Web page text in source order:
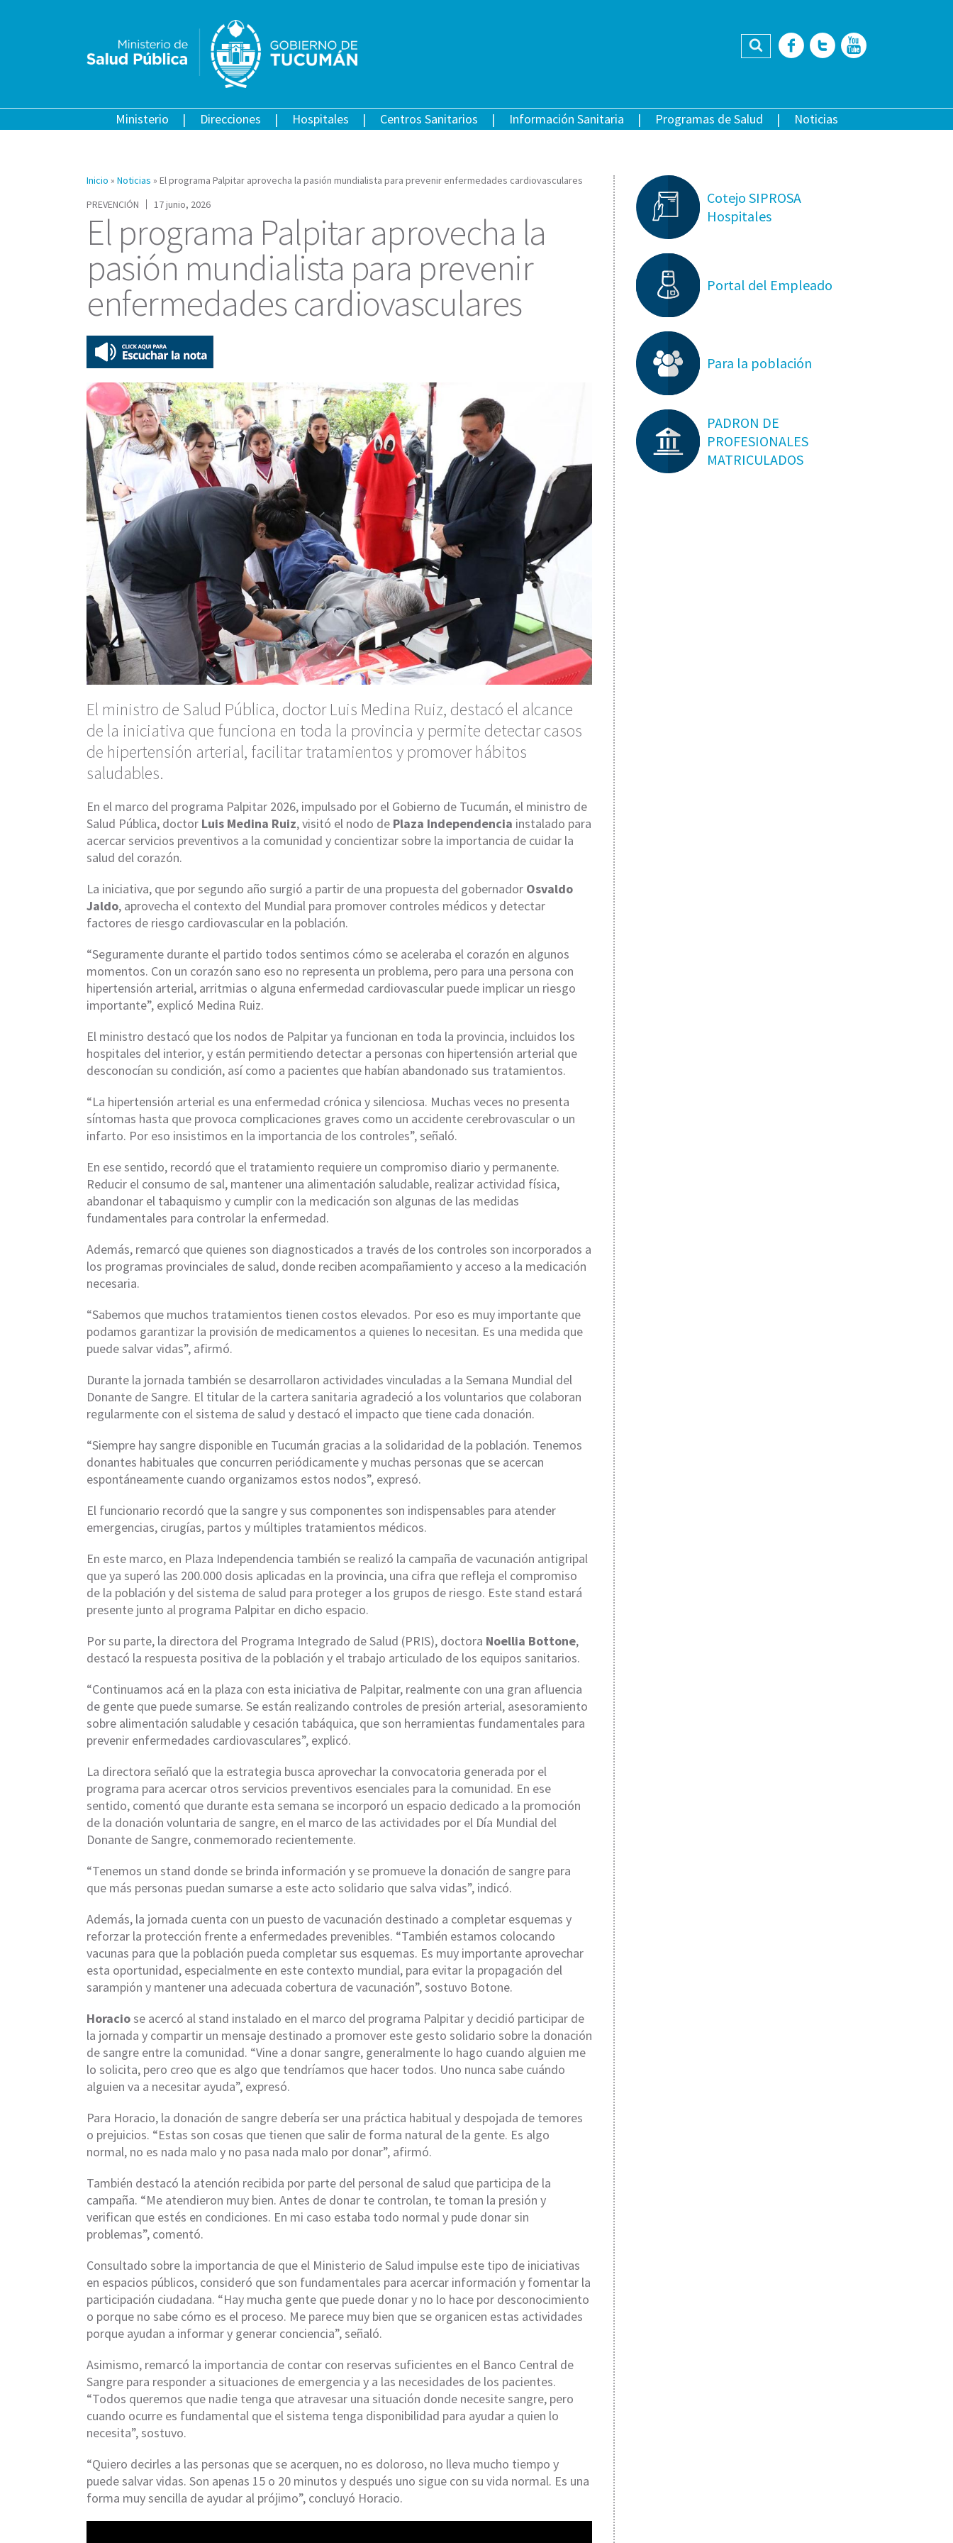
Buscar Facebook
Twitter
Ministerio Direcciones Hospitales Centros Sanitarios Información Sanitaria Programas de Salud Noticias
Inicio » Noticias » El programa Palpitar aprovecha la pasión mundialista para prevenir enfermedades cardiovasculares
PREVENCIÓN
17 junio, 2026
El programa Palpitar aprovecha la
pasión mundialista para prevenir
enfermedades cardiovasculares
El ministro de Salud Pública, doctor Luis Medina Ruiz, destacó el alcance
de la iniciativa que funciona en toda la provincia y permite detectar casos
de hipertensión arterial, facilitar tratamientos y promover hábitos
saludables.
En el marco del programa Palpitar 2026, impulsado por el Gobierno de Tucumán, el ministro de
Salud Pública, doctor Luis Medina Ruiz, visitó el nodo de Plaza Independencia instalado para
acercar servicios preventivos a la comunidad y concientizar sobre la importancia de cuidar la
salud del corazón.
La iniciativa, que por segundo año surgió a partir de una propuesta del gobernador Osvaldo
Jaldo, aprovecha el contexto del Mundial para promover controles médicos y detectar
factores de riesgo cardiovascular en la población.
“Seguramente durante el partido todos sentimos cómo se aceleraba el corazón en algunos
momentos. Con un corazón sano eso no representa un problema, pero para una persona con
hipertensión arterial, arritmias o alguna enfermedad cardiovascular puede implicar un riesgo
importante”, explicó Medina Ruiz.
El ministro destacó que los nodos de Palpitar ya funcionan en toda la provincia, incluidos los
hospitales del interior, y están permitiendo detectar a personas con hipertensión arterial que
desconocían su condición, así como a pacientes que habían abandonado sus tratamientos.
“La hipertensión arterial es una enfermedad crónica y silenciosa. Muchas veces no presenta
síntomas hasta que provoca complicaciones graves como un accidente cerebrovascular o un
infarto. Por eso insistimos en la importancia de los controles”, señaló.
En ese sentido, recordó que el tratamiento requiere un compromiso diario y permanente.
Reducir el consumo de sal, mantener una alimentación saludable, realizar actividad física,
abandonar el tabaquismo y cumplir con la medicación son algunas de las medidas
fundamentales para controlar la enfermedad.
Además, remarcó que quienes son diagnosticados a través de los controles son incorporados a
los programas provinciales de salud, donde reciben acompañamiento y acceso a la medicación
necesaria.
“Sabemos que muchos tratamientos tienen costos elevados. Por eso es muy importante que
podamos garantizar la provisión de medicamentos a quienes lo necesitan. Es una medida que
puede salvar vidas”, afirmó.
Durante la jornada también se desarrollaron actividades vinculadas a la Semana Mundial del
Donante de Sangre. El titular de la cartera sanitaria agradeció a los voluntarios que colaboran
regularmente con el sistema de salud y destacó el impacto que tiene cada donación.
“Siempre hay sangre disponible en Tucumán gracias a la solidaridad de la población. Tenemos
donantes habituales que concurren periódicamente y muchas personas que se acercan
espontáneamente cuando organizamos estos nodos”, expresó.
El funcionario recordó que la sangre y sus componentes son indispensables para atender
emergencias, cirugías, partos y múltiples tratamientos médicos.
En este marco, en Plaza Independencia también se realizó la campaña de vacunación antigripal
que ya superó las 200.000 dosis aplicadas en la provincia, una cifra que refleja el compromiso
de la población y del sistema de salud para proteger a los grupos de riesgo. Este stand estará
presente junto al programa Palpitar en dicho espacio.
Por su parte, la directora del Programa Integrado de Salud (PRIS), doctora Noellia Bottone,
destacó la respuesta positiva de la población y el trabajo articulado de los equipos sanitarios.
“Continuamos acá en la plaza con esta iniciativa de Palpitar, realmente con una gran afluencia
de gente que puede sumarse. Se están realizando controles de presión arterial, asesoramiento
sobre alimentación saludable y cesación tabáquica, que son herramientas fundamentales para
prevenir enfermedades cardiovasculares”, explicó.
La directora señaló que la estrategia busca aprovechar la convocatoria generada por el
programa para acercar otros servicios preventivos esenciales para la comunidad. En ese
sentido, comentó que durante esta semana se incorporó un espacio dedicado a la promoción
de la donación voluntaria de sangre, en el marco de las actividades por el Día Mundial del
Donante de Sangre, conmemorado recientemente.
“Tenemos un stand donde se brinda información y se promueve la donación de sangre para
que más personas puedan sumarse a este acto solidario que salva vidas”, indicó.
Además, la jornada cuenta con un puesto de vacunación destinado a completar esquemas y
reforzar la protección frente a enfermedades prevenibles. “También estamos colocando
vacunas para que la población pueda completar sus esquemas. Es muy importante aprovechar
esta oportunidad, especialmente en este contexto mundial, para evitar la propagación del
sarampión y mantener una adecuada cobertura de vacunación”, sostuvo Botone.
Horaciose acercó al stand instalado en el marco del programa Palpitar y decidió participar de
la jornada y compartir un mensaje destinado a promover este gesto solidario sobre la donación
de sangre entre la comunidad. “Vine a donar sangre, generalmente lo hago cuando alguien me
lo solicita, pero creo que es algo que tendríamos que hacer todos. Uno nunca sabe cuándo
alguien va a necesitar ayuda”, expresó.
Para Horacio, la donación de sangre debería ser una práctica habitual y despojada de temores
o prejuicios. “Estas son cosas que tienen que salir de forma natural de la gente. Es algo
normal, no es nada malo y no pasa nada malo por donar”, afirmó.
También destacó la atención recibida por parte del personal de salud que participa de la
campaña. “Me atendieron muy bien. Antes de donar te controlan, te toman la presión y
verifican que estés en condiciones. En mi caso estaba todo normal y pude donar sin
problemas”, comentó.
Consultado sobre la importancia de que el Ministerio de Salud impulse este tipo de iniciativas
en espacios públicos, consideró que son fundamentales para acercar información y fomentar la
participación ciudadana. “Hay mucha gente que puede donar y no lo hace por desconocimiento
o porque no sabe cómo es el proceso. Me parece muy bien que se organicen estas actividades
porque ayudan a informar y generar conciencia”, señaló.
Asimismo, remarcó la importancia de contar con reservas suficientes en el Banco Central de
Sangre para responder a situaciones de emergencia y a las necesidades de los pacientes.
“Todos queremos que nadie tenga que atravesar una situación donde necesite sangre, pero
cuando ocurre es fundamental que el sistema tenga disponibilidad para ayudar a quien lo
necesita”, sostuvo.
“Quiero decirles a las personas que se acerquen, no es doloroso, no lleva mucho tiempo y
puede salvar vidas. Son apenas 15 o 20 minutos y después uno sigue con su vida normal. Es una
forma muy sencilla de ayudar al prójimo”, concluyó Horacio.
Cotejo SIPROSA
Hospitales
Portal del Empleado
Para la población
PADRON DE
PROFESIONALES
MATRICULADOS